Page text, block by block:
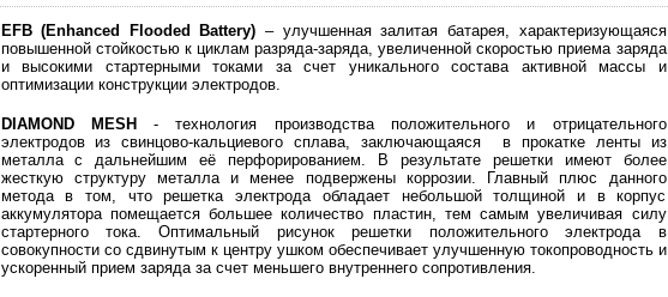
EFB (Enhanced Flooded Battery) – улучшенная залитая батарея, характеризующаяся
повышенной стойкостью к циклам разряда-заряда, увеличенной скоростью приема заряда
и высокими стартерными токами за счет уникального состава активной массы и
оптимизации конструкции электродов.
DIAMOND MESH
- технология производства положительного и отрицательного
электродов из свинцово-кальциевого сплава, заключающаяся в прокатке ленты из
металла с дальнейшим её перфорированием. В результате решетки имеют более
жесткую структуру металла и менее подвержены коррозии. Главный плюс данного
метода в том, что решетка электрода обладает небольшой толщиной и в корпус
аккумулятора помещается большее количество пластин, тем самым увеличивая силу
стартерного тока. Оптимальный рисунок решетки положительного электрода в
совокупности со сдвинутым к центру ушком обеспечивает улучшенную токопроводность и
ускоренный прием заряда за счет меньшего внутреннего сопротивления.